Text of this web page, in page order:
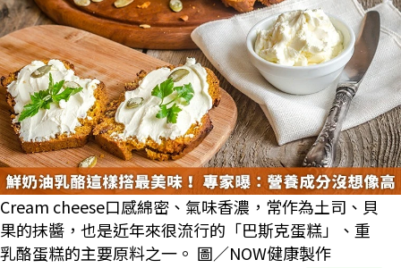
Cream cheese口感綿密、氣味香濃，常作為土司、貝
果的抹醬，也是近年來很流行的「巴斯克蛋糕」、重
乳酪蛋糕的主要原料之一。 圖／NOW健康製作